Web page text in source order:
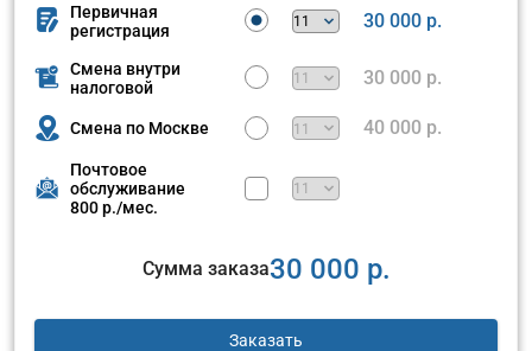
Первичная
регистрация
30 000 р.
Смена внутри
налоговой
30 000 р.
Смена по Москве 40 000 р.
Почтовое
обслуживание
800 р./мес.
Сумма заказа30 000 р.
Заказать